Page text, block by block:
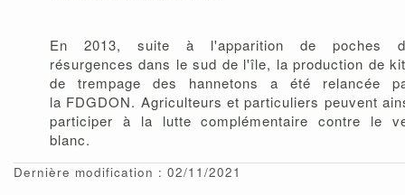
En 2013, suite à l'apparition de poches
résurgences dans le sud de l'île, la production de
de trempage des hannetons a été relancée
la FDGDON. Agriculteurs et particuliers peuvent
participer à la lutte complémentaire contre le
blanc.
Dernière modification : 02/11/2021